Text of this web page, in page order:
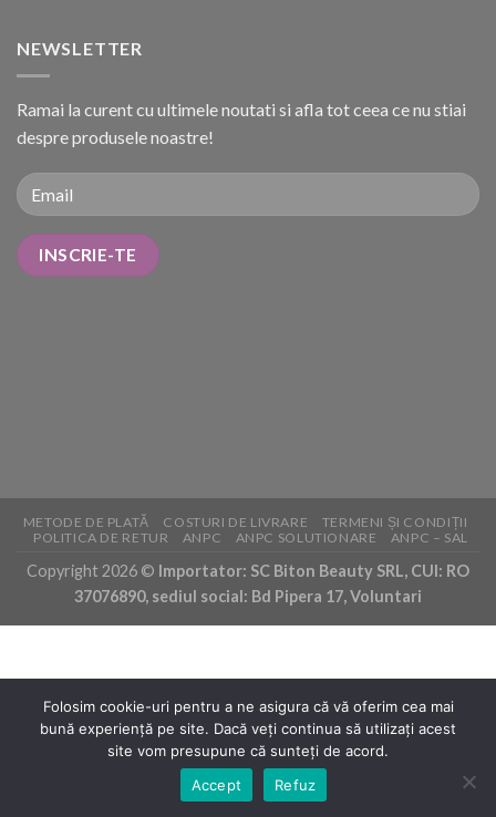
NEWSLETTER
Ramai la curent cu ultimele noutati si afla tot ceea ce nu stiai
despre produsele noastre!
METODE DE PLATĂ COSTURI DE LIVRARE
TERMENI ȘI CONDIȚII
POLITICA DE RETUR
ANPC ANPC SOLUTIONARE ANPC – SAL
Copyright 2026 © Importator: SC Biton Beauty SRL, CUI: RO
37076890, sediul social: Bd Pipera 17, Voluntari
Folosim cookie-uri pentru a ne asigura că vă oferim cea mai
bună experiență pe site. Dacă veți continua să utilizați acest
site vom presupune că sunteți de acord.
Accept
Refuz